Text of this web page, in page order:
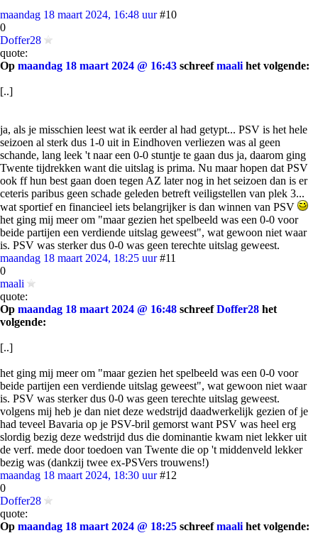
maandag 18 maart 2024, 16:48 uur #10
0
Doffer28
quote:
Op maandag 18 maart 2024 @ 16:43 schreefmaali het volgende:
[..]
ja, als je misschien leest wat ik eerder al had getypt... PSV is het hele
seizoen al sterk dus 1-0 uit in Eindhoven verliezen was al geen
schande, lang leek 't naar een 0-0 stuntje te gaan dus ja, daarom ging
Twente tijdrekken want die uitslag is prima. Nu maar hopen dat PSV
ook ff hun best gaan doen tegen AZ later nog in het seizoen dan is er
ceteris paribus geen schade geleden betreft veiligstellen van plek 3...
wat sportief en financieel iets belangrijker is dan winnen van PSV
het ging mij meer om "maar gezien het spelbeeld was een 0-0 voor
beide partijen een verdiende uitslag geweest", wat gewoon niet waar
is. PSV was sterker dus 0-0 was geen terechte uitslag geweest.
maandag 18 maart 2024, 18:25 uur #11
0
maali
quote:
Op maandag 18 maart 2024 @ 16:48 schreefDoffer28 het
volgende:
[..]
het ging mij meer om "maar gezien het spelbeeld was een 0-0 voor
beide partijen een verdiende uitslag geweest", wat gewoon niet waar
is. PSV was sterker dus 0-0 was geen terechte uitslag geweest.
volgens mij heb je dan niet deze wedstrijd daadwerkelijk gezien of je
had teveel Bavaria op je PSV-bril gemorst want PSV was heel erg
slordig bezig deze wedstrijd dus die dominantie kwam niet lekker uit
de verf. mede door toedoen van Twente die op 't middenveld lekker
bezig was (dankzij twee ex-PSVers trouwens!)
maandag 18 maart 2024, 18:30 uur #12
0
Doffer28
quote:
Op maandag 18 maart 2024 @ 18:25 schreefmaali het volgende: